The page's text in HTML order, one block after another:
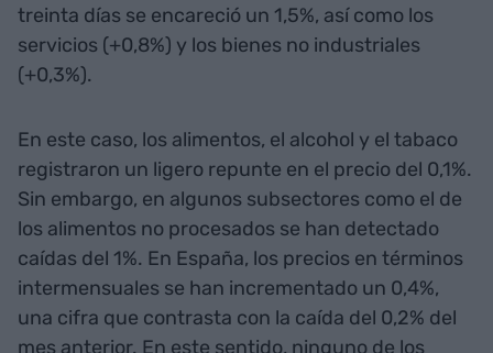
treinta días se encareció un 1,5%, así como los
servicios (+0,8%) y los bienes no industriales
(+0,3%).
En este caso, los alimentos, el alcohol y el tabaco
registraron un ligero repunte en el precio del 0,1%.
Sin embargo, en algunos subsectores como el de
los alimentos no procesados se han detectado
caídas del 1%. En España, los precios en términos
intermensuales se han incrementado un 0,4%,
una cifra que contrasta con la caída del 0,2% del
mes anterior. En este sentido, ninguno de los